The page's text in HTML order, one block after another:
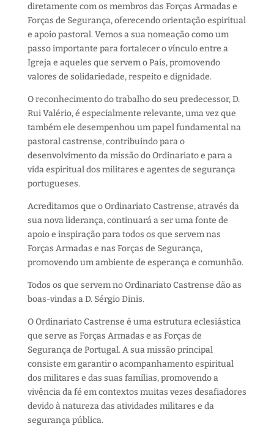
diretamente com os membros das Forças Armadas e
Forças de Segurança, oferecendo orientação espiritual
e apoio pastoral. Vemos a sua nomeação como um
passo importante para fortalecer o vínculo entre a
Igreja e aqueles que servem o País, promovendo
valores de solidariedade, respeito e dignidade.
O reconhecimento do trabalho do seu predecessor, D.
Rui Valério, é especialmente relevante, uma vez que
também ele desempenhou um papel fundamental na
pastoral castrense, contribuindo para o
desenvolvimento da missão do Ordinariato e para a
vida espiritual dos militares e agentes de segurança
portugueses.
Acreditamos que o Ordinariato Castrense, através da
sua nova liderança, continuará a ser uma fonte de
apoio e inspiração para todos os que servem nas
Forças Armadas e nas Forças de Segurança,
promovendo um ambiente de esperança e comunhão.
Todos os que servem no Ordinariato Castrense dão as
boas-vindas a D. Sérgio Dinis.
O Ordinariato Castrense é uma estrutura eclesiástica
que serve as Forças Armadas e as Forças de
Segurança de Portugal. A sua missão principal
consiste em garantir o acompanhamento espiritual
dos militares e das suas famílias, promovendo a
vivência da fé em contextos muitas vezes desafiadores
devido à natureza das atividades militares e da
segurança pública.